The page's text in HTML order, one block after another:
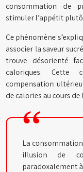
consommation de
stimuler l’appétit
Ce phénomène
associer la saveur
trouve désorienté
caloriques. Cette
compensation
de calories au cours de
La
illusion de
paradoxalement